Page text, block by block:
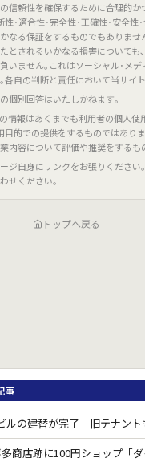
信頼性を確保するために合理的か
性･適合性･完全性･正確性･安全性
なる保証をするものでもありませ
とされるいかなる損害についても
いません｡これはソーシャル･メ
各自の判断と責任において当サイ
個別回答はいたしかねます｡
情報はあくまでも利用者の個人使
目的での提供をするものではあり
内容について評価や推奨をするも
ジ自身にリンクをお張りください
せください｡
トップへ戻る
事
ルの建替が完了 旧テナント
商店跡に100円ショップ「